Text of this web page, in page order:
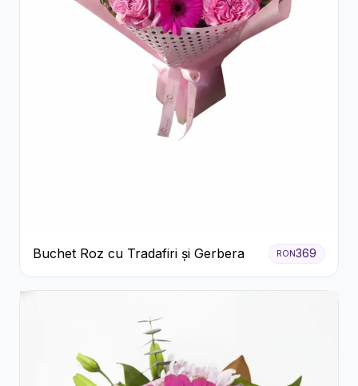
Buchet Roz cu Tradafiri și Gerbera RON369